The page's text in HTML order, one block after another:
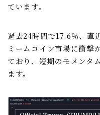
ています。
過去24時間で17.6％、直
ミームコイン市場に衝撃
ており、短期のモメンタ
ます。